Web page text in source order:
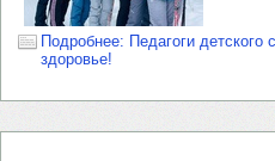
Подробнее: Педагоги
здоровье!